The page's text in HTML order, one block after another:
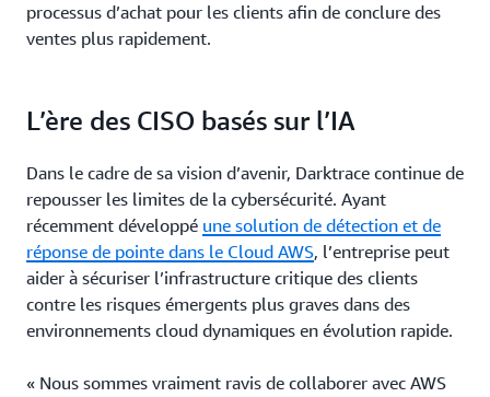
processus d’achat pour les clients afin de conclure des
ventes plus rapidement.
L’ère des CISO basés sur l’IA
Dans le cadre de sa vision d’avenir, Darktrace continue de
repousser les limites de la cybersécurité. Ayant
récemment développé une solution de détection et de
réponse de pointe dans le Cloud AWS, l’entreprise peut
aider à sécuriser l’infrastructure critique des clients
contre les risques émergents plus graves dans des
environnements cloud dynamiques en évolution rapide.
« Nous sommes vraiment ravis de collaborer avec AWS